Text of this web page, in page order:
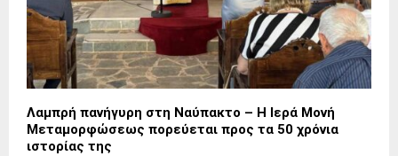
Λαμπρή πανήγυρη στη Ναύπακτο – Η Ιερά Μονή
Μεταμορφώσεως πορεύεται προς τα 50 χρόνια
ιστορίας της